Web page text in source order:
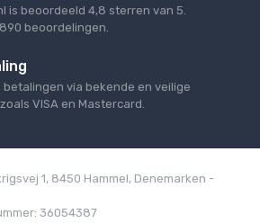
is beoordeeld 4,8 sterren van 5
890 beoordelingen.
betalingen via bekende en veilige
VISA en Mastercard.
1, 8450 Hammel, Denemarken -
36054387